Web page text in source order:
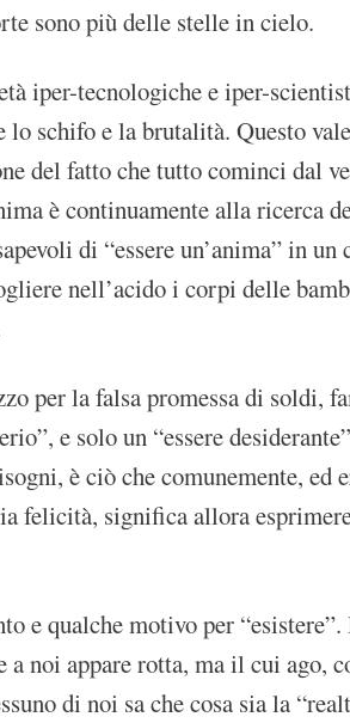
sono più delle stelle in cielo.
iper-tecnologiche e iper-
lo schifo e la brutalità. Questo
del fatto che tutto cominci dal
è continuamente alla ricerca
di “essere un’anima” in
nell’acido i corpi delle
per la falsa promessa di soldi,
e solo un “essere
è ciò che comunemente, ed
felicità, significa allora
e qualche motivo per
a noi appare rotta, ma il cui ago,
di noi sa che cosa sia la